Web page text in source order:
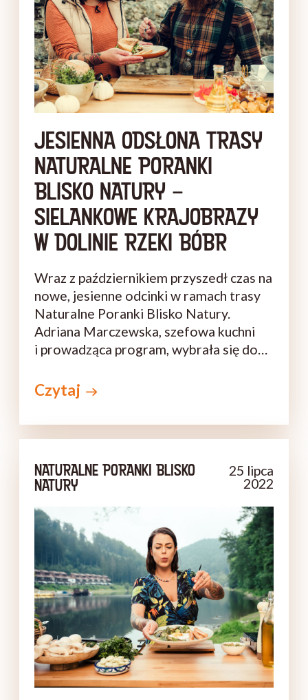
JESIENNA ODSŁONA TRASY
NATURALNE PORANKI
BLISKO NATURY –
SIELANKOWE KRAJOBRAZY
W DOLINIE RZEKI BÓBR
Wraz z październikiem przyszedł czas na
nowe, jesienne odcinki w ramach trasy
Naturalne Poranki Blisko Natury.
Adriana Marczewska, szefowa kuchni
i prowadząca program, wybrała się do
znaleźć inspirację do stworzenia
pysznych śniadań. Do ich przyrządzenia
oprócz m.in. aromatycznych grzybów,
kolorowych warzyw czy świeżych ziół,
Naturalnie w zupełnie nowej odsłonie.
Czytaj
NATURALNE PORANKI BLISKO
NATURY
25 lipca
2022